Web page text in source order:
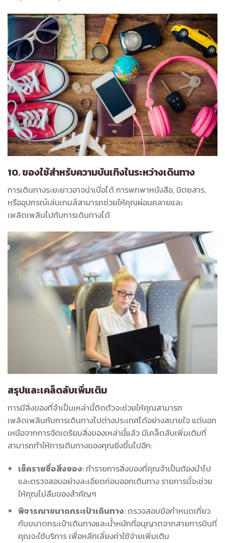
10. ของใช้สำหรับความบันเทิงในระหว่างเดินทาง
การเดินทางระยะยาวอาจน่าเบื่อได้ การพกพาหนังสือ, นิตยสาร,
หรืออุปกรณ์เล่นเกมส์สามารถช่วยให้คุณผ่อนคลายและ
เพลิดเพลินไปกับการเดินทางได้
สรุปและเคล็ดลับเพิ่มเติม
การมีสิ่งของที่จำเป็นเหล่านี้ติดตัวจะช่วยให้คุณสามารถ
เพลิดเพลินกับการเดินทางไปต่างประเทศได้อย่างสบายใจ แต่นอก
เหนือจากการจัดเตรียมสิ่งของเหล่านี้แล้ว มีเคล็ดลับเพิ่มเติมที่
สามารถทำให้การเดินทางของคุณยิ่งขึ้นไปอีก:
เช็ครายชื่อสิ่งของ: ทำรายการสิ่งของที่คุณจำเป็นต้องนำไป
และตรวจสอบอย่างละเอียดก่อนออกเดินทาง รายการนี้จะช่วย
ให้คุณไม่ลืมของสำคัญๆ
พิจารณาขนาดกระเป๋าเดินทาง: ตรวจสอบข้อกำหนดเกี่ยว
กับขนาดกระเป๋าเดินทางและน้ำหนักที่อนุญาตจากสายการบินที่
คุณจะใช้บริการ เพื่อหลีกเลี่ยงค่าใช้จ่ายเพิ่มเติม